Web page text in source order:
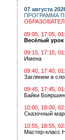
07 августа
ПРОГРАММА
09:05, 17:05,
Весёлый урок
09:15, 17:15,
Имена
09:40, 17:40,
Заглянем в
09:45, 17:45,
Байки
10:00, 18:00,
Сказочный
10:55, 18:55,
Мастер-класс